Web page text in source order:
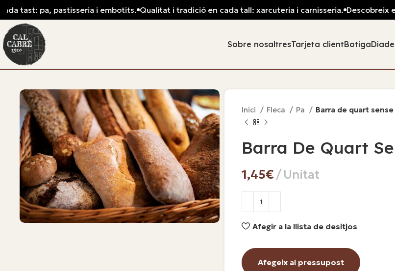
Sobre nosaltresTarjeta clientBotiga
Inici Fleca Pa Barra de quart sense
Barra De Quart
€
Afegir a la llista de desitjos
Afegeix al pressupost
tast: pa, pastisseria i embotits. Qualitat i tradició en cada tall: xarcuteria i carnisseria. Descobreix el